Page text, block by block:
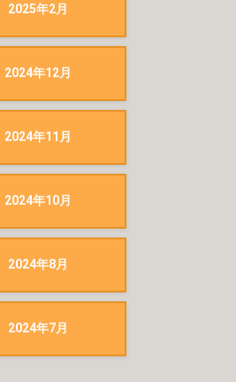
2025年2月
2024年12月
2024年11月
2024年10月
2024年8月
2024年7月